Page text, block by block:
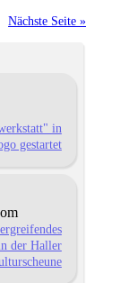
Nächste Seite »
in
gestartet
der Haller